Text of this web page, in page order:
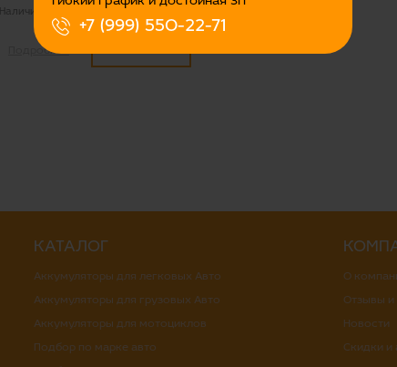
+7 (999) 550-22-71
Наличие:
Подробнее 800
КАТАЛОГ
Аккумуляторы для легковых Авто
Аккумуляторы для грузовых Авто
Аккумуляторы для мотоциклов
Подбор по марке авто
О
Отзывы
Новости
Скидки и